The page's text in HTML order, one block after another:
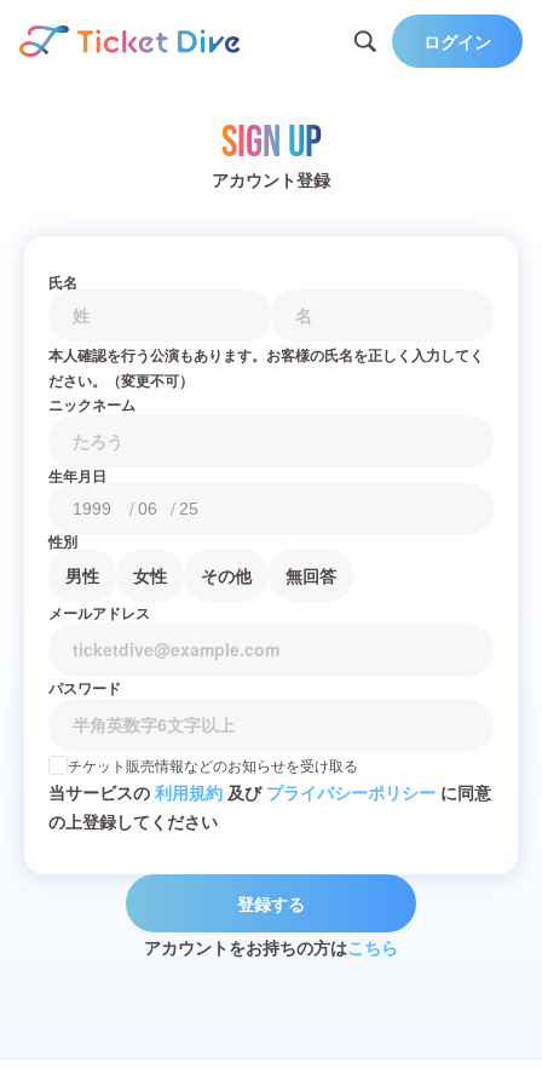
ログイン
Sign Up
アカウント登録
氏名
本人確認を行う公演もあります。お客様の氏名を正しく入力してく
ださい。（変更不可）
ニックネーム
生年月日
/ /
性別
男性 女性 その他 無回答
メールアドレス
パスワード
チケット販売情報などのお知らせを受け取る
当サービスの 利用規約 及び プライバシーポリシー に同意
の上登録してください
登録する
アカウントをお持ちの方はこちら